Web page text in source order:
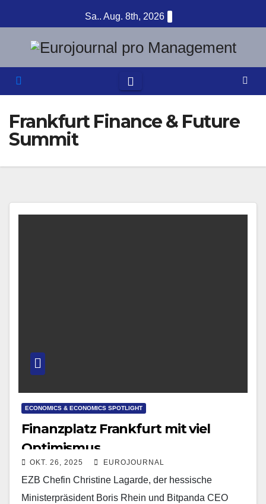
Inhalt
springen
Sa.. Aug. 8th, 2026
Frankfurt Finance & Future
Summit
ECONOMICS & ECONOMICS SPOTLIGHT
Finanzplatz Frankfurt mit viel
Optimismus
OKT. 26, 2025 EUROJOURNAL
EZB Chefin Christine Lagarde, der hessische
Ministerpräsident Boris Rhein und Bitpanda CEO